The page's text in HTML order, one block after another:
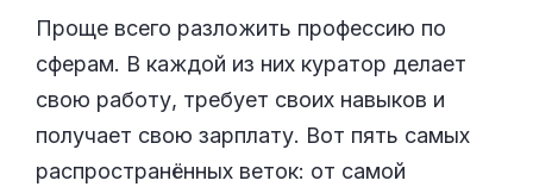
Проще всего разложить профессию по
сферам. В каждой из них куратор делает
свою работу, требует своих навыков и
получает свою зарплату. Вот пять самых
распространённых веток: от самой